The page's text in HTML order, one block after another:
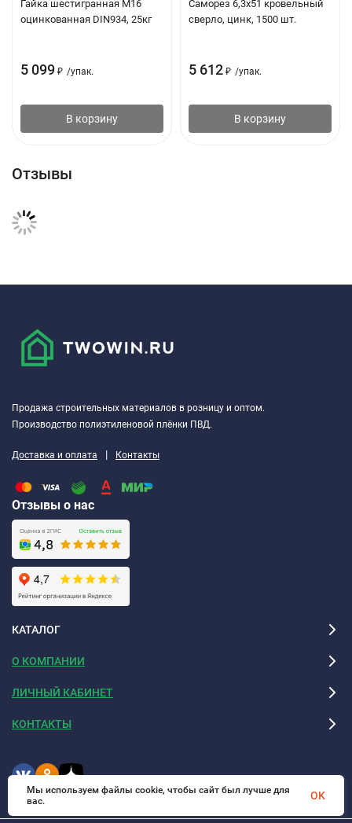
Гайка шестигранная М16
оцинкованная DIN934, 25кг
5 099 ₽ /упак.
В корзину
Саморез 6,3х51 кровельный
сверло, цинк, 1500 шт.
5 612 ₽ /упак.
В корзину
Отзывы
Продажа строительных материалов в розницу и оптом.
Производство полиэтиленовой плёнки ПВД.
Доставка и оплата | Контакты
Отзывы о нас
КАТАЛОГ
О КОМПАНИИ
ЛИЧНЫЙ КАБИНЕТ
КОНТАКТЫ
Мы используем файлы cookie, чтобы сайт был лучше для
вас.
OK